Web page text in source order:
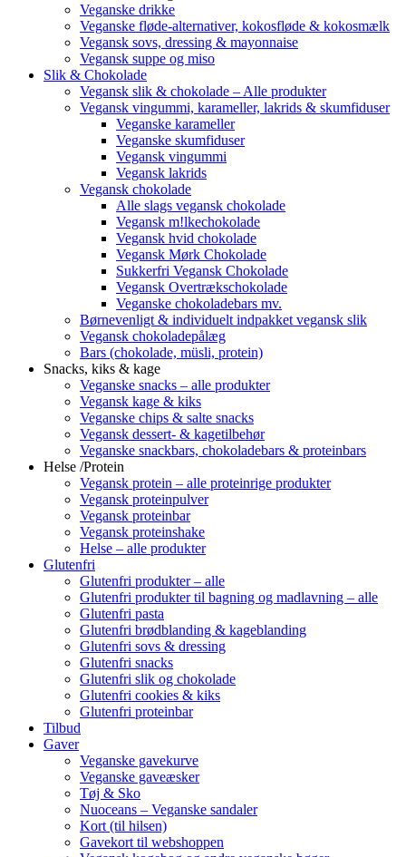
Veganske drikke
Veganske fløde-alternativer, kokosfløde & kokosmælk
Vegansk sovs, dressing & mayonnaise
Vegansk suppe og miso
Slik & Chokolade
Vegansk slik & chokolade – Alle produkter
Vegansk vingummi, karameller, lakrids & skumfiduser
Veganske karameller
Veganske skumfiduser
Vegansk vingummi
Vegansk lakrids
Vegansk chokolade
Alle slags vegansk chokolade
Vegansk m!lkechokolade
Vegansk hvid chokolade
Vegansk Mørk Chokolade
Sukkerfri Vegansk Chokolade
Vegansk Overtrækschokolade
Veganske chokoladebars mv.
Børnevenligt & individuelt indpakket vegansk slik
Vegansk chokoladepålæg
Bars (chokolade, müsli, protein)
Snacks, kiks & kage
Veganske snacks – alle produkter
Vegansk kage & kiks
Veganske chips & salte snacks
Vegansk dessert- & kagetilbehør
Veganske snackbars, chokoladebars & proteinbars
Helse /Protein
Vegansk protein – alle proteinrige produkter
Vegansk proteinpulver
Vegansk proteinbar
Vegansk proteinshake
Helse – alle produkter
Glutenfri
Glutenfri produkter – alle
Glutenfri produkter til bagning og madlavning – alle
Glutenfri pasta
Glutenfri brødblanding & kageblanding
Glutenfri sovs & dressing
Glutenfri snacks
Glutenfri slik og chokolade
Glutenfri cookies & kiks
Glutenfri proteinbar
Tilbud
Gaver
Veganske gavekurve
Veganske gaveæsker
Tøj & Sko
Nuoceans – Veganske sandaler
Kort (til hilsen)
Gavekort til webshoppen